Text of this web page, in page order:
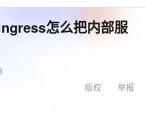
怎么把内部服
举报
版权